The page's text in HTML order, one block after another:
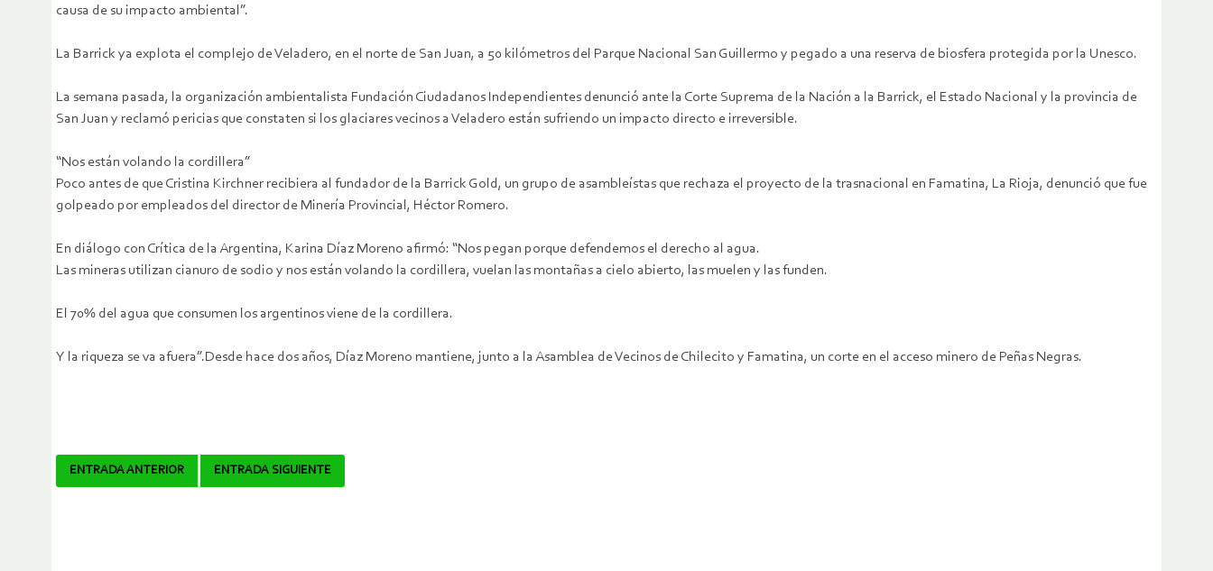
causa de su impacto ambiental”.
La Barrick ya explota el complejo de Veladero, en el norte de San Juan, a 50 kilómetros del Parque Nacional San Guillermo y pegado a una reserva de biosfera protegida por la Unesco.
La semana pasada, la organización ambientalista Fundación Ciudadanos Independientes denunció ante la Corte Suprema de la Nación a la Barrick, el Estado Nacional y la provincia de
San Juan y reclamó pericias que constaten si los glaciares vecinos a Veladero están sufriendo un impacto directo e irreversible.
“Nos están volando la cordillera”
Poco antes de que Cristina Kirchner recibiera al fundador de la Barrick Gold, un grupo de asambleístas que rechaza el proyecto de la trasnacional en Famatina, La Rioja, denunció que fue
golpeado por empleados del director de Minería Provincial, Héctor Romero.
En diálogo con Crítica de la Argentina, Karina Díaz Moreno afirmó: “Nos pegan porque defendemos el derecho al agua.
Las mineras utilizan cianuro de sodio y nos están volando la cordillera, vuelan las montañas a cielo abierto, las muelen y las funden.
El 70% del agua que consumen los argentinos viene de la cordillera.
Y la riqueza se va afuera”.Desde hace dos años, Díaz Moreno mantiene, junto a la Asamblea de Vecinos de Chilecito y Famatina, un corte en el acceso minero de Peñas Negras.
Navegador
ENTRADA ANTERIOR ENTRADA SIGUIENTE